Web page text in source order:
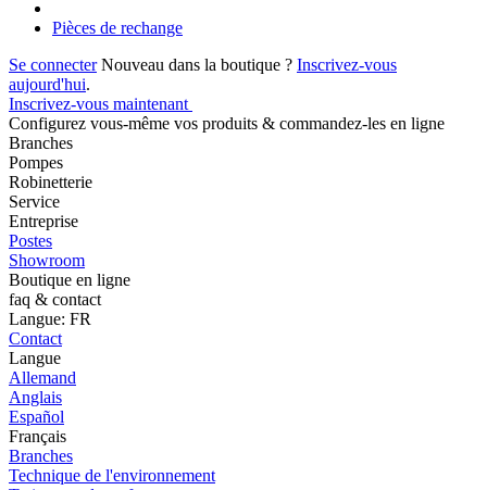
Pièces de rechange
Se connecter Nouveau dans la boutique ? Inscrivez-vous
aujourd'hui.
Inscrivez-vous maintenant
Configurez vous-même vos produits & commandez-les en ligne
Branches
Pompes
Robinetterie
Service
Entreprise
Postes
Showroom
Boutique en ligne
faq & contact
Langue: FR
Contact
Langue
Allemand
Anglais
Español
Français
Branches
Technique de l'environnement